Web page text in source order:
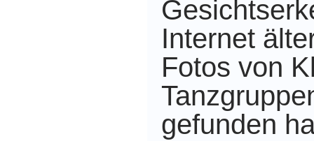
Internet
Fotos von
gefunden